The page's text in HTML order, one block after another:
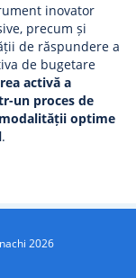
inovator
precum și
de răspundere a
de bugetare
activă a
un proces de
optime
.
2026